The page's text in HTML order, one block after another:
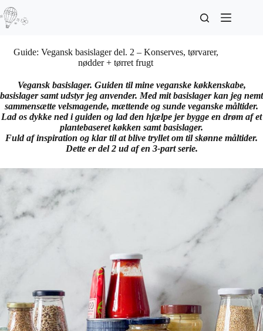
Guide: Vegansk basislager del. 2 – Konserves, tørvarer,
nødder + tørret frugt
Vegansk basislager. Guiden til mine veganske køkkenskabe,
basislager samt udstyr jeg anvender. Med mit basislager kan jeg nemt
sammensætte velsmagende, mættende og sunde veganske måltider.
Lad os dykke ned i guiden og lad den hjælpe jer bygge en drøm af et
plantebaseret køkken samt basislager.
Fuld af inspiration og klar til at blive tryllet om til skønne måltider.
Dette er del 2 ud af en 3-part serie.